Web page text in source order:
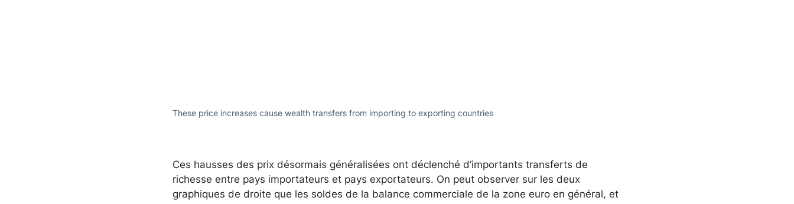
These price increases cause wealth transfers from importing to exporting countries
Ces hausses des prix désormais généralisées ont déclenché d’importants transferts de
richesse entre pays importateurs et pays exportateurs. On peut observer sur les deux
graphiques de droite que les soldes de la balance commerciale de la zone euro en général, et